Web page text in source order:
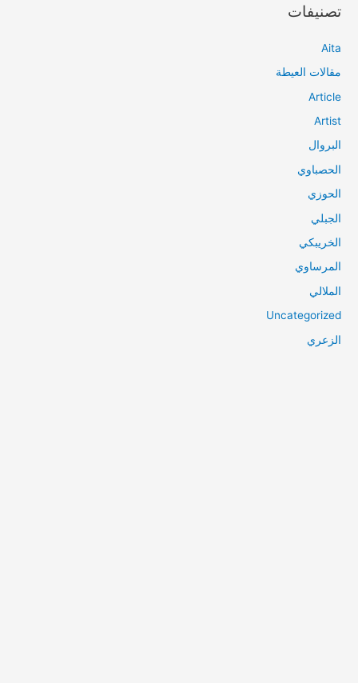
تصنيفات
Aita
مقالات العيطة
Article
Artist
البروال
الحصباوي
الحوزي
الجبلي
الخريبكي
المرساوي
الملالي
Uncategorized
الزعري